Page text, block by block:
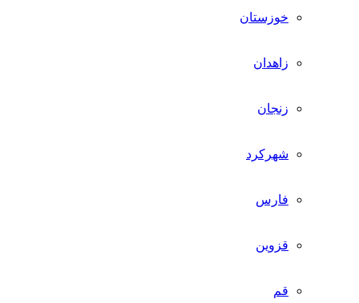
خوزستان
زاهدان
زنجان
شهرکرد
فارس
قزوین
قم